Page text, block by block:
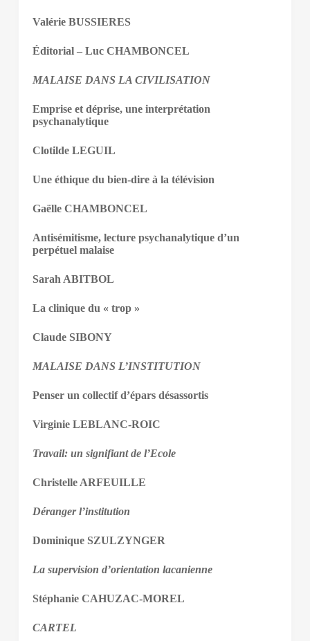
Valérie BUSSIERES
Éditorial – Luc CHAMBONCEL
MALAISE DANS LA CIVILISATION
Emprise et déprise, une interprétation
psychanalytique
Clotilde LEGUIL
Une éthique du bien-dire à la télévision
Gaëlle CHAMBONCEL
Antisémitisme, lecture psychanalytique d’un
perpétuel malaise
Sarah ABITBOL
La clinique du « trop »
Claude SIBONY
MALAISE DANS L’INSTITUTION
Penser un collectif d’épars désassortis
Virginie LEBLANC-ROIC
Travail: un signifiant de l’Ecole
Christelle ARFEUILLE
Déranger l’institution
Dominique SZULZYNGER
La supervision d’orientation lacanienne
Stéphanie CAHUZAC-MOREL
CARTEL